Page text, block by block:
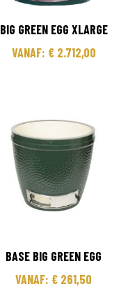
BIG GREEN EGG XLARGE
VANAF: €2.712,00
BASE BIG GREEN EGG
VANAF: € 261,50